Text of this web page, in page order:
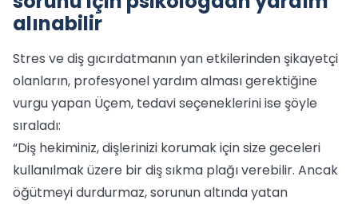
alınabilir
Stres ve diş gıcırdatmanın yan etkilerinden şikayetçi
olanların, profesyonel yardım alması gerektiğine
vurgu yapan Üçem, tedavi seçeneklerini ise şöyle
sıraladı:
“Diş hekiminiz, dişlerinizi korumak için size geceleri
kullanılmak üzere bir diş sıkma plağı verebilir. Ancak
öğütmeyi durdurmaz, sorunun altında yatan